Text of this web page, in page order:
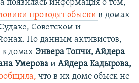
появилась информация о том,
проводят обыски в домах
Советском и
По данным активистов,
в домах Энвера Топчи, Айдера
Умерова и Айдера Кадырова,
что в их доме обыск не